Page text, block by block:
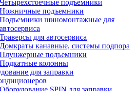
Четырехстоечные подъемники
Ножничные подъемники
Подъемники шиномонтажные для
автосервиса
Траверсы для автосервиса
Домкраты канавные, системы подпора
Плунжерные подъемники
Подкатные колонны
для заправки
Оборудование SPIN для заправки